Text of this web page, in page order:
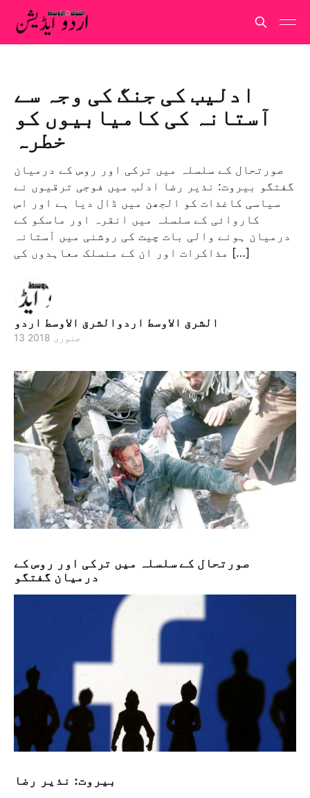
ادلیب کی جنگ کی وجہ سے
آستانہ کی کامیابیوں کو
خطرہ
صورتحال کے سلسلہ میں ترکی اور روس کے درمیان
گفتگو بيروت: نذير رضا ادلب میں فوجی ترقیوں نے
سیاسی کاغذات کو الجھن میں ڈال دیا ہے اور اس
کاروائی کے سلسلہ میں انقرہ اور ماسکو کے
درمیان ہونے والی بات چیت کی روشنی میں آستانہ
مذاکرات اور ان کے منسلک معاہدوں کی […]
الشرق الاوسط اردوالشرق الاوسط اردو
13 جنوری 2018
صورتحال کے سلسلہ میں ترکی اور روس کے
درمیان گفتگو
بيروت: نذير رضا